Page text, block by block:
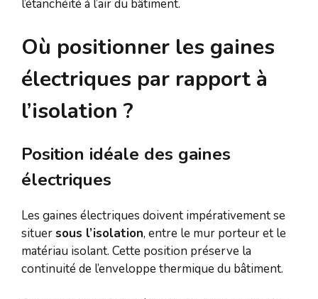
l’étanchéité à l’air du bâtiment.
Où positionner les gaines
électriques par rapport à
l’isolation ?
Position idéale des gaines
électriques
Les gaines électriques doivent impérativement se
situersous l’isolation, entre le mur porteur et le
matériau isolant. Cette position préserve la
continuité de l’enveloppe thermique du bâtiment.